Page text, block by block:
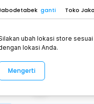
ganti Toko
Toko
Toko
Pick n
Pick n
Appliance
Penting
ubah lokasi store sesuai
lokasi Anda.
Mengerti